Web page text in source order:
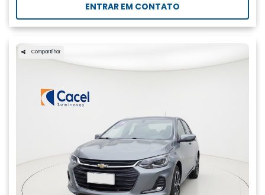
ENTRAR EM CONTATO
Compartilhar